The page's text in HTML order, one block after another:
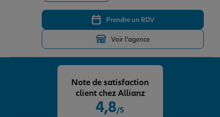
Prendre un RDV
Voir l'agence
4,8/5
Note de satisfaction
client chez Allianz